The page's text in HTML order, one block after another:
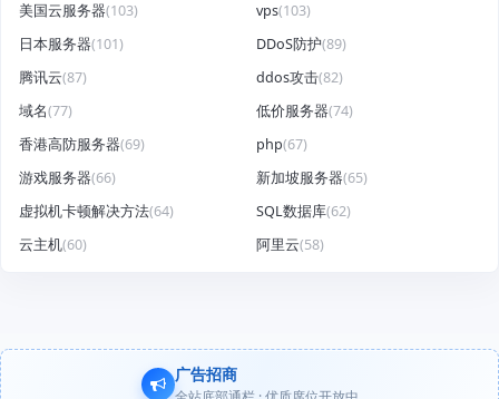
美国云服务器(103) vps(103)
日本服务器(101) DDoS防护(89)
腾讯云(87) ddos攻击(82)
域名(77) 低价服务器(74)
香港高防服务器(69) php(67)
游戏服务器(66) 新加坡服务器(65)
虚拟机卡顿解决方法(64) SQL数据库(62)
云主机(60) 阿里云(58)
广告招商